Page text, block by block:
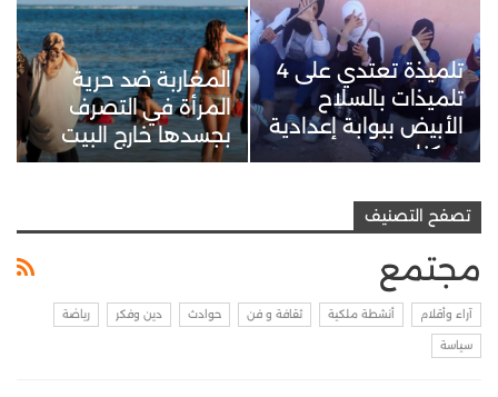
تلميذة تعتدي على 4
تلميذات بالسلاح
الأبيض ببوابة إعدادية
بمكناس
المغاربة ضد حرية
المرأة في التصرف
بجسدها خارج البيت
تصفح التصنيف
مجتمع
آراء وأقلام أنشطة ملكية ثقافة و فن حوادث دين وفكر رياضة
سياسة